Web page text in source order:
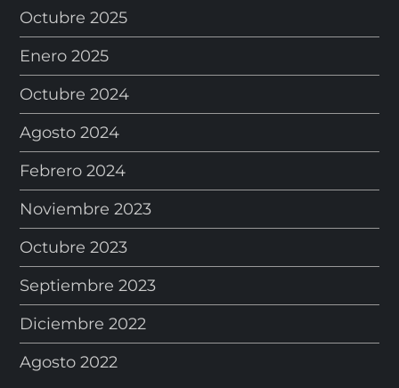
Octubre 2025
Enero 2025
Octubre 2024
Agosto 2024
Febrero 2024
Noviembre 2023
Octubre 2023
Septiembre 2023
Diciembre 2022
Agosto 2022